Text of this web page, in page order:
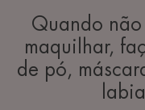
Quando não
maquilhar,
de pó,